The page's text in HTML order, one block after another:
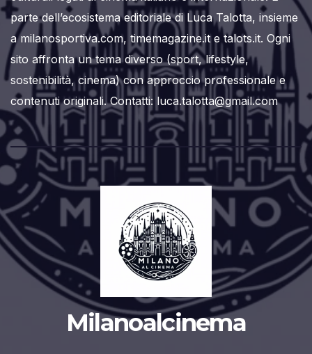
parte dell’ecosistema editoriale di Luca Talotta, insieme
a milanosportiva.com, timemagazine.it e talots.it. Ogni
sito affronta un tema diverso (sport, lifestyle,
sostenibilità, cinema) con approccio professionale e
contenuti originali. Contatti: luca.talotta@gmail.com
Milanoalcinema